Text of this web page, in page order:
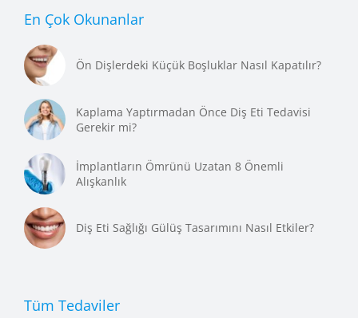
En Çok Okunanlar
Ön Dişlerdeki Küçük Boşluklar Nasıl Kapatılır?
Kaplama Yaptırmadan Önce Diş Eti Tedavisi
Gerekir mi?
İmplantların Ömrünü Uzatan 8 Önemli
Alışkanlık
Diş Eti Sağlığı Gülüş Tasarımını Nasıl Etkiler?
Tüm Tedaviler